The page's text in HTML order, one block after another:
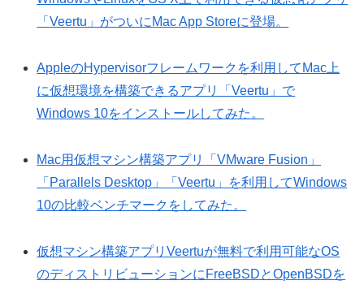
「Veertu」がついにMac App Storeに登場。
AppleのHypervisorフレームワークを利用してMac上
に仮想環境を構築できるアプリ「Veertu」で
Windows 10をインストールしてみた。
Mac用仮想マシン構築アプリ「VMware Fusion」
「Parallels Desktop」「Veertu」を利用してWindows
10の比較ベンチマークをしてみた。
仮想マシン構築アプリVeertuが無料で利用可能なOS
のディストリビューションにFreeBSDとOpenBSDを